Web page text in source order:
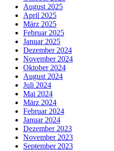
August 2025
April 2025
März 2025
Februar 2025
Januar 2025
Dezember 2024
November 2024
Oktober 2024
August 2024
Juli 2024
Mai 2024
März 2024
Februar 2024
Januar 2024
Dezember 2023
November 2023
September 2023